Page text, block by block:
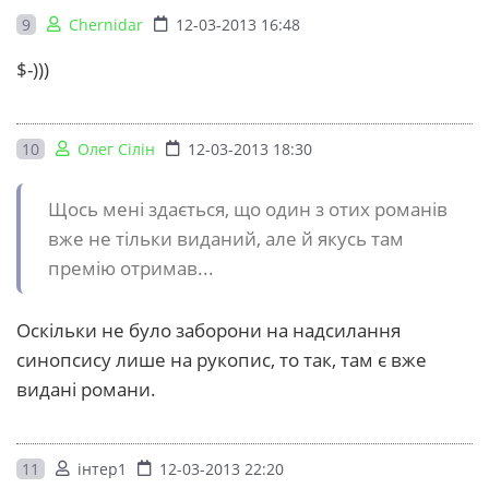
9 Chernidar 12-03-2013 16:48
$-)))
10 Олег Сілін 12-03-2013 18:30
Щось мені здається, що один з отих романів
вже не тільки виданий, але й якусь там
премію отримав...
Оскільки не було заборони на надсилання
синопсису лише на рукопис, то так, там є вже
видані романи.
11 інтер1 12-03-2013 22:20